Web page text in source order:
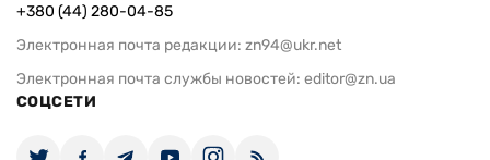
+380 (44) 280-04-85
Электронная почта редакции: zn94@ukr.net
Электронная почта службы новостей: editor@zn.ua
СОЦСЕТИ